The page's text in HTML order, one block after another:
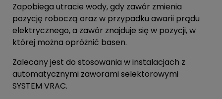
Zapobiega utracie wody, gdy zawór zmienia
pozycję roboczą oraz w przypadku awarii prądu
elektrycznego, a zawór znajduje się w pozycji, w
której można opróżnić basen.
Zalecany jest do stosowania w instalacjach z
automatycznymi zaworami selektorowymi
SYSTEM VRAC.